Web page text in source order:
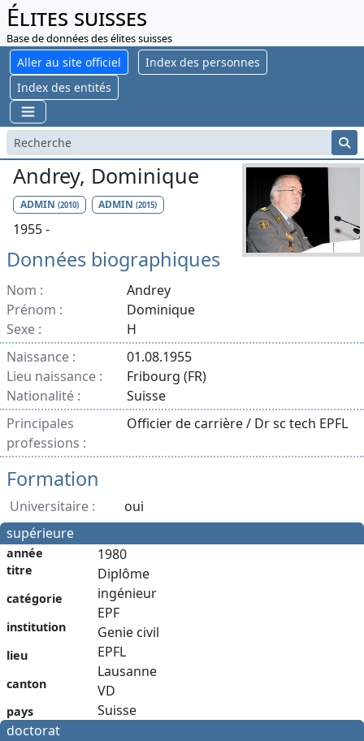
Élites suisses
Base de données des élites suisses
Aller au site officiel
Index des personnes
Index des entités
Andrey, Dominique
ADMIN (2010) ADMIN(2015)
1955 -
Données biographiques
Nom :
Andrey
Prénom :
Dominique
Sexe :
H
Naissance :
01.08.1955
Lieu naissance :
Fribourg (FR)
Nationalité :
Suisse
Principales
professions :
Officier de carrière / Dr sc tech EPFL
Formation
Universitaire :
oui
supérieure
année
titre
catégorie
institution
lieu
canton
pays
1980
Diplôme
ingénieur
EPF
Genie civil
EPFL
Lausanne
VD
Suisse
doctorat